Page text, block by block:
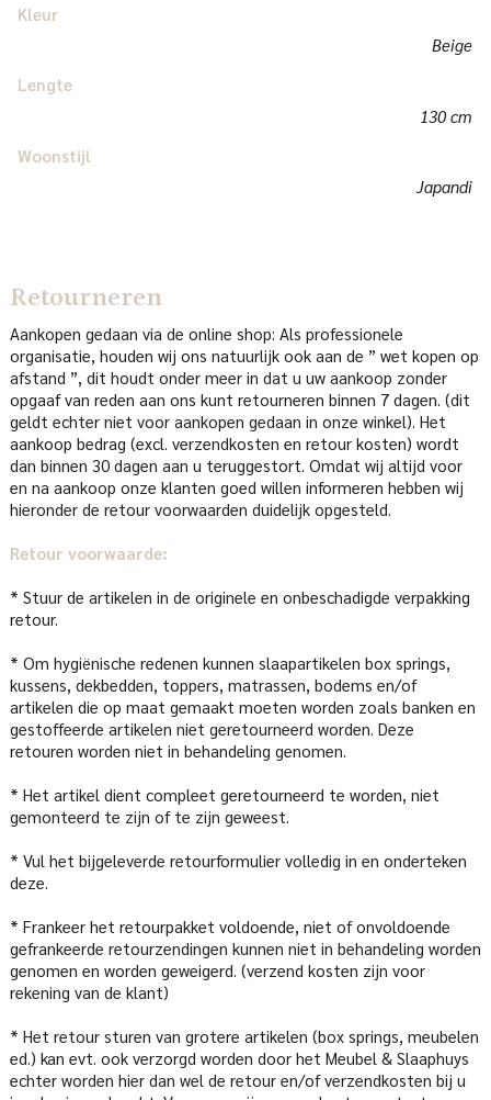
Kleur
Beige
Lengte
130 cm
Woonstijl
Japandi
Retourneren
Aankopen gedaan via de online shop: Als professionele
organisatie, houden wij ons natuurlijk ook aan de ” wet kopen op
afstand ”, dit houdt onder meer in dat u uw aankoop zonder
opgaaf van reden aan ons kunt retourneren binnen 7 dagen. (dit
geldt echter niet voor aankopen gedaan in onze winkel). Het
aankoop bedrag (excl. verzendkosten en retour kosten) wordt
dan binnen 30 dagen aan u teruggestort. Omdat wij altijd voor
en na aankoop onze klanten goed willen informeren hebben wij
hieronder de retour voorwaarden duidelijk opgesteld.
Retour voorwaarde:
* Stuur de artikelen in de originele en onbeschadigde verpakking
retour.
* Om hygiënische redenen kunnen slaapartikelen box springs,
kussens, dekbedden, toppers, matrassen, bodems en/of
artikelen die op maat gemaakt moeten worden zoals banken en
gestoffeerde artikelen niet geretourneerd worden. Deze
retouren worden niet in behandeling genomen.
* Het artikel dient compleet geretourneerd te worden, niet
gemonteerd te zijn of te zijn geweest.
* Vul het bijgeleverde retourformulier volledig in en onderteken
deze.
* Frankeer het retourpakket voldoende, niet of onvoldoende
gefrankeerde retourzendingen kunnen niet in behandeling worden
genomen en worden geweigerd. (verzend kosten zijn voor
rekening van de klant)
* Het retour sturen van grotere artikelen (box springs, meubelen
ed.) kan evt. ook verzorgd worden door het Meubel & Slaaphuys
echter worden hier dan wel de retour en/of verzendkosten bij u